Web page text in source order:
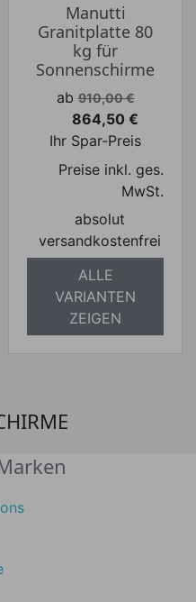
Manutti
Granitplatte 80
kg für
Sonnenschirme
Verkaufspreis
ab 910,00 €
Preis
864,50 €
Ihr Spar-Preis
Preise inkl. ges.
MwSt.
absolut
versandkostenfrei
ALLE
VARIANTEN
ZEIGEN